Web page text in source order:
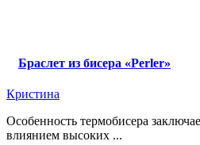
Браслет из бисера «Perler»
Кристина
Особенность термобисера
влиянием высоких ...